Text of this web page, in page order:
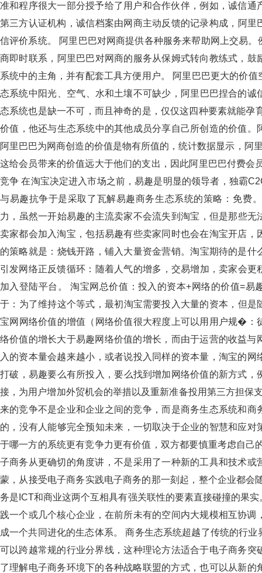
准和程序很大一部分授予给了用户和合作伙伴，例如，诚
第三方认证机构，诚信档案由网商主动反馈的记录构成
信评价系统。 阿里巴巴对网商提供各种服务来帮助网上交易。例
商即时联系，阿里巴巴对网商的服务从保姆式转向教练式，
系统中的主角，并有配套工具方便用户。 阿里巴巴更大的
态系统中阳光、空气、水和土壤不可缺少，阿里巴巴捏合的
态系统也是缺一不可，而且神奇的是，仅仅这四种要素就
价值，他还与生态系统中的其他成员分享自己所创造的价值
阿里巴巴为网商创造的价值是物有所值的，统计数据显示，
这给会员带来的价值远大于他们的支出，因此阿里巴巴付费
竞争 在淘宝决定进入市场之前，易趣是明显的领导者，独霸
与易趣抗争于是采取了瓦解易趣商务生态系统的策略：免费
力，虽然一开始易趣的主流卖家不会流失到淘宝，但是
卖家都会加入淘宝，包括易趣有些卖家同时也会在淘宝开店
的策略就是：烧钱开路，铺入大量资金营销。淘宝期待的是什
引发网络正反馈循环：随着人气的增多，交易增加，
加入登陆平台。 淘宝网总价值：投入的资本+网络的价值=易
于：为了维持这个等式，最初淘宝需要投入大量的资本，
宝网网络价值的增值（网络价值很大程度上可以用用户规�：徒灰
络价值的增长大于易趣网络价值的增长，而由于运营的收益与网
入的资本量会越来越小，或者说投入同样的资本量，淘宝
打破，易趣要么有所投入，要么找到增加网络价值的新方式
接，为用户增加外贸机会的举措以及重新准备投用第三方担保
来的竞争不是企业和企业之间的竞争，而是商务生态系统和
的，没有人能够完全预知未来，一切取决于企业的智慧和应
于哪一方的系统更有竞争力更有价值，双方都要慎重考虑自
子商务从更确切的角度讲，不是采用了一种新的工具和技术或
蒙，从接受电子商务实践电子商务的那一刻起，整个企业都
务是ICT和商业这两个互相具有强关联性的要素直接碰撞的果实
践一个或几个核心企业，在前所未有的空间内大规模相互协调
成一个共同进化的生态体系。 商务生态系统超越了传统的行业界限
可以跨越常规的行业分界线，这种理论方法适合于电子商务
了理解电子商务环境下的各种战略联盟的方式，也可以从新的